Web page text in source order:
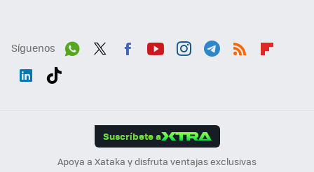
Síguenos
Suscríbete a
Apoya a Xataka y disfruta ventajas exclusivas